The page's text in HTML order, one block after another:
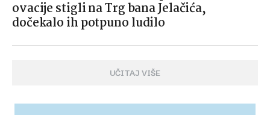
ovacije stigli na Trg bana Jelačića,
dočekalo ih potpuno ludilo
UČITAJ VIŠE